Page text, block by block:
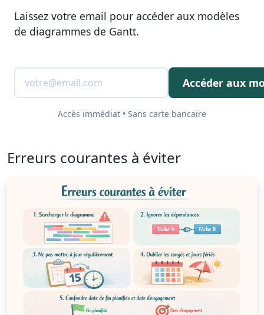
Laissez votre email pour accéder aux modèles
de diagrammes de Gantt.
Accéder aux
Accès immédiat • Sans carte bancaire
Erreurs courantes à éviter